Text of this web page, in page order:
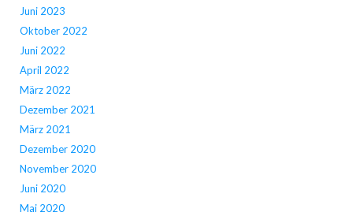
Juni 2023
Oktober 2022
Juni 2022
April 2022
März 2022
Dezember 2021
März 2021
Dezember 2020
November 2020
Juni 2020
Mai 2020